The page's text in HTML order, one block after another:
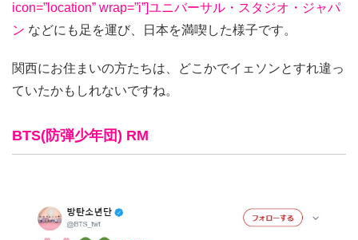
icon=”location” wrap=”i”]ユニバーサル・スタジオ・ジャパ
ン などにも足を運び、日本を満喫した様子です。
関西にお住まいの方たちは、どこかでイェソンとすれ違っ
ていたかもしれないですね。
BTS(防弾少年団) RM